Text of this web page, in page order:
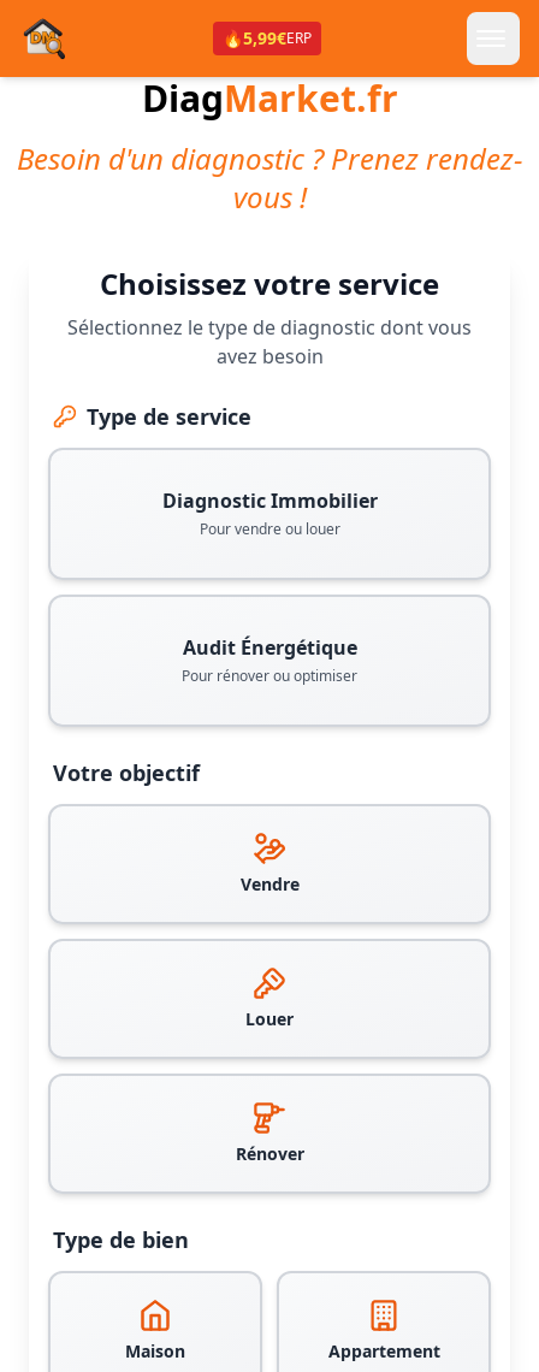
🔥5,99€ERP
DiagMarket.fr
Besoin d'un diagnostic ? Prenez rendez-
vous !
Choisissez votre service
Sélectionnez le type de diagnostic dont vous
avez besoin
Type de service
Diagnostic Immobilier
Pour vendre ou louer
Audit Énergétique
Pour rénover ou optimiser
Votre objectif
Vendre
Louer
Rénover
Type de bien
Maison Appartement